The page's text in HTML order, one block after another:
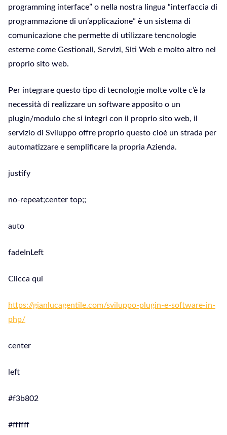
programming interface” o nella nostra lingua “interfaccia di
programmazione di un’applicazione” è un sistema di
comunicazione che permette di utilizzare tencnologie
esterne come Gestionali, Servizi, Siti Web e molto altro nel
proprio sito web.
Per integrare questo tipo di tecnologie molte volte c’è la
necessità di realizzare un software apposito o un
plugin/modulo che si integri con il proprio sito web, il
servizio di Sviluppo offre proprio questo cioè un strada per
automatizzare e semplificare la propria Azienda.
justify
no-repeat;center top;;
auto
fadeInLeft
Clicca qui
https://gianlucagentile.com/sviluppo-plugin-e-software-in-
php/
center
left
#f3b802
#ffffff